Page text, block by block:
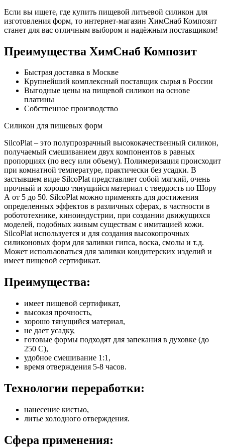
Если вы ищете, где купить пищевой литьевой силикон для
изготовления форм, то интернет-магазин ХимСнаб Композит
станет для вас отличным выбором и надёжным поставщиком!
Преимущества ХимСнаб Композит
Быстрая доставка в Москве
Крупнейший комплексный поставщик сырья в России
Выгодные цены на пищевой силикон на основе
платины
Собственное производство
Силикон для пищевых форм
SilcoPlat – это полупрозрачный высококачественный силикон,
получаемый смешиванием двух компонентов в равных
пропорциях (по весу или объему). Полимеризация происходит
при комнатной температуре, практически без усадки. В
застывшем виде SilcoPlat представляет собой мягкий, очень
прочный и хорошо тянущийся материал с твердость по Шору
А от 5 до 50. SilcoPlat можно применять для достижения
определенных эффектов в различных сферах, в частности в
робототехнике, киноиндустрии, при создании движущихся
моделей, подобных живым существам с имитацией кожи.
SilcoPlat используется и для создания высокопрочных
силиконовых форм для заливки гипса, воска, смолы и т.д.
Может использоваться для заливки кондитерских изделий и
имеет пищевой сертификат.
Преимущества:
имеет пищевой сертификат,
высокая прочность,
хорошо тянущийся материал,
не дает усадку,
готовые формы подходят для запекания в духовке (до
250 С),
удобное смешивание 1:1,
время отверждения 5-8 часов.
Технологии переработки:
нанесение кистью,
литье холодного отверждения.
Сфера применения: